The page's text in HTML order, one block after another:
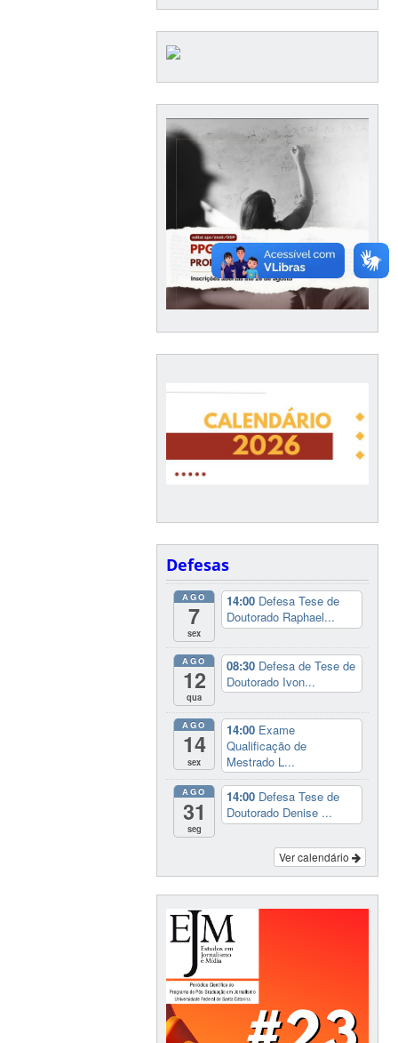
Defesas
AGO
7
sex
14:00 Defesa Tese de
Doutorado Raphael...
AGO
12
qua
08:30 Defesa de Tese de
Doutorado Ivon...
AGO
14
sex
14:00 Exame
Qualificação de
Mestrado L...
AGO
31
seg
14:00 Defesa Tese de
Doutorado Denise ...
Ver calendário